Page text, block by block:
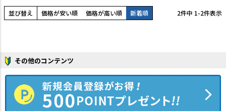
並び替え 価格が安い順 価格が高い順 新着順 2件中 1-2件表示
その他のコンテンツ